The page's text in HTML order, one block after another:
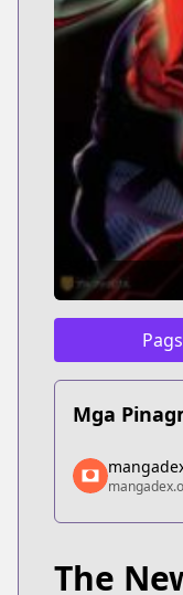
Mga
https://
The